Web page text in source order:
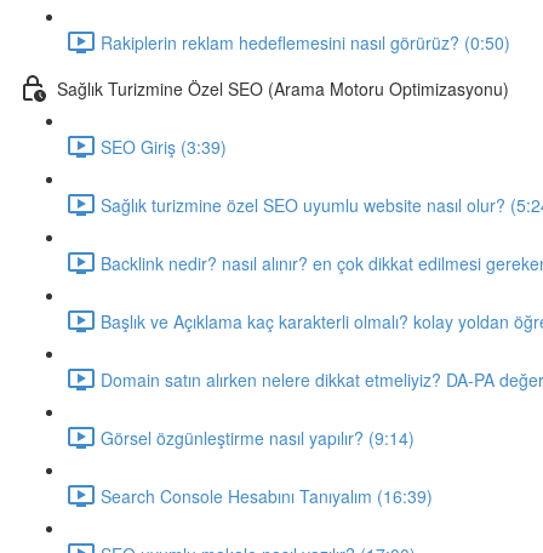
Rakiplerin reklam hedeflemesini nasıl görürüz? (0:50)
Sağlık Turizmine Özel SEO (Arama Motoru Optimizasyonu)
SEO Giriş (3:39)
Sağlık turizmine özel SEO uyumlu website nasıl olur?
Backlink nedir? nasıl alınır? en çok dikkat edilmesi
Başlık ve Açıklama kaç karakterli olmalı? kolay yoldan
Domain satın alırken nelere dikkat etmeliyiz? DA-PA
Görsel özgünleştirme nasıl yapılır? (9:14)
Search Console Hesabını Tanıyalım (16:39)